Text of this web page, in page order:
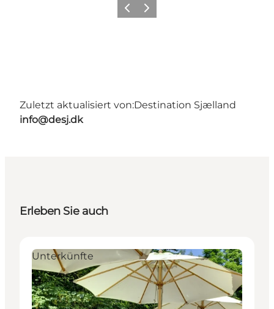
Vorherige Folie
Nächste Folie
Zuletzt aktualisiert von:Destination Sjælland
info@desj.dk
Erleben Sie auch
Unterkünfte